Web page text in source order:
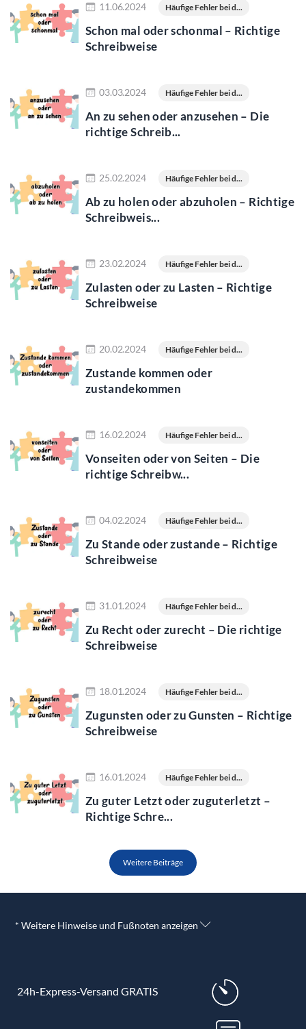
11.06.2024 Häufige Fehler bei d...
Schon mal oder schonmal – Richtige
Schreibweise
03.03.2024 Häufige Fehler bei d...
An zu sehen oder anzusehen – Die
richtige Schreib...
25.02.2024 Häufige Fehler bei d...
Ab zu holen oder abzuholen – Richtige
Schreibweis...
23.02.2024 Häufige Fehler bei d...
Zulasten oder zu Lasten – Richtige
Schreibweise
20.02.2024 Häufige Fehler bei d...
Zustande kommen oder
zustandekommen
16.02.2024 Häufige Fehler bei d...
Vonseiten oder von Seiten – Die
richtige Schreibw...
04.02.2024 Häufige Fehler bei d...
Zu Stande oder zustande – Richtige
Schreibweise
31.01.2024 Häufige Fehler bei d...
Zu Recht oder zurecht – Die richtige
Schreibweise
18.01.2024 Häufige Fehler bei d...
Zugunsten oder zu Gunsten – Richtige
Schreibweise
16.01.2024 Häufige Fehler bei d...
Zu guter Letzt oder zuguterletzt –
Richtige Schre...
Weitere Beiträge
* Weitere Hinweise und Fußnoten anzeigen
24h-Express-Versand GRATIS